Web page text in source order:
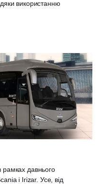
використанню
рамках давнього
і Irizar. Усе, від